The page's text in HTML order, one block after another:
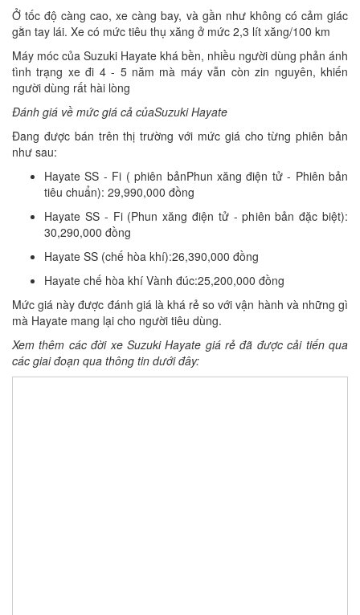
Ở tốc độ càng cao, xe càng bay, và gần như không có cảm giác
gằn tay lái. Xe có mức tiêu thụ xăng ở mức 2,3 lít xăng/100 km
Máy móc của Suzuki Hayate khá bền, nhiều người dùng phản ánh
tình trạng xe đi 4 - 5 năm mà máy vẫn còn zin nguyên, khiến
người dùng rất hài lòng
Đánh giá về mức giá cả củaSuzuki Hayate
Đang được bán trên thị trường với mức giá cho từng phiên bản
như sau:
Hayate SS - Fi ( phiên bảnPhun xăng điện tử - Phiên bản
tiêu chuẩn): 29,990,000 đồng
Hayate SS - Fi (Phun xăng điện tử - phiên bản đặc biệt):
30,290,000 đồng
Hayate SS (chế hòa khí):26,390,000 đồng
Hayate chế hòa khí Vành đúc:25,200,000 đồng
Mức giá này được đánh giá là khá rẻ so với vận hành và những gì
mà Hayate mang lại cho người tiêu dùng.
Xem thêm các đời xe Suzuki Hayate giá rẻ đã được cải tiến qua
các giai đoạn qua thông tin dưới đây: